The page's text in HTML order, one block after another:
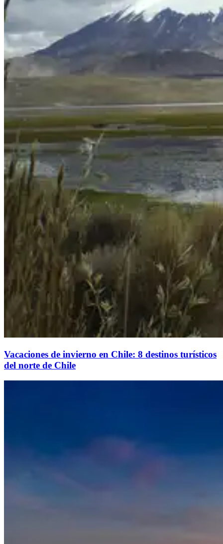
Vacaciones de invierno en Chile: 8 destinos turísticos
del norte de Chile